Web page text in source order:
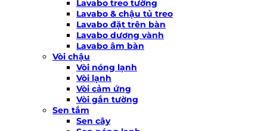
Lavabo treo tường
Lavabo & chậu tủ treo
Lavabo đặt trên bàn
Lavabo dương vành
Lavabo âm bàn
Vòi chậu
Vòi nóng lạnh
Vòi lạnh
Vòi cảm ứng
Vòi gắn tường
Sen tắm
Sen cây